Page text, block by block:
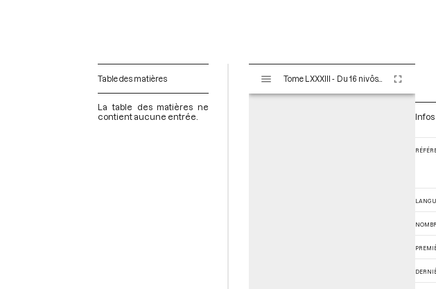
Table des matières
La table des matières ne
contient aucune entrée.
s
Tome LXXXIII - Du 16 nivôse au 8 pluviôse An II (5 au 27 janvier 1794)
Infos